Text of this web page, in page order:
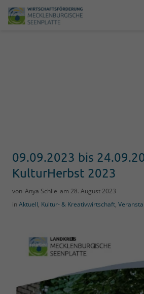
09.09.2023 bis
KulturHerbst 2023
von Anya Schlie am 28. August 2023
inAktuell, Kultur- & Kreativwirtschaft,